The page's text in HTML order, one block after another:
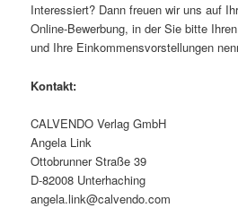
Interessiert? Dann freuen wir uns auf
Online-Bewerbung, in der Sie bitte
und Ihre Einkommensvorstellungen
Kontakt:
CALVENDO Verlag GmbH
Angela Link
Ottobrunner Straße 39
D-82008 Unterhaching
angela.link@calvendo.com